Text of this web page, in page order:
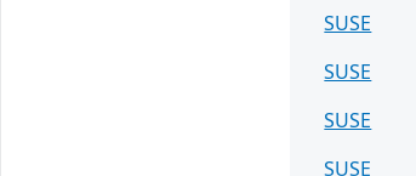
SUSE
SUSE
SUSE
SUSE